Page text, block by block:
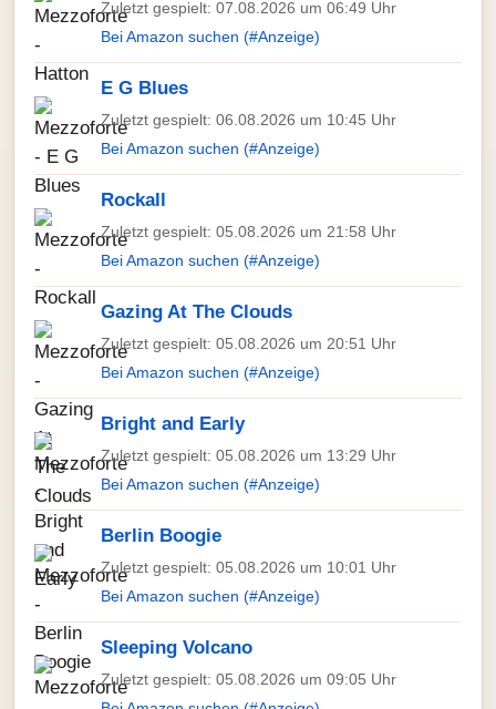
Zuletzt gespielt: 07.08.2026 um 06:49 Uhr
Bei Amazon suchen (#Anzeige)
E G Blues
Zuletzt gespielt: 06.08.2026 um 10:45 Uhr
Bei Amazon suchen (#Anzeige)
Rockall
Zuletzt gespielt: 05.08.2026 um 21:58 Uhr
Bei Amazon suchen (#Anzeige)
Gazing At The Clouds
Zuletzt gespielt: 05.08.2026 um 20:51 Uhr
Bei Amazon suchen (#Anzeige)
Bright and Early
Zuletzt gespielt: 05.08.2026 um 13:29 Uhr
Bei Amazon suchen (#Anzeige)
Berlin Boogie
Zuletzt gespielt: 05.08.2026 um 10:01 Uhr
Bei Amazon suchen (#Anzeige)
Sleeping Volcano
Zuletzt gespielt: 05.08.2026 um 09:05 Uhr